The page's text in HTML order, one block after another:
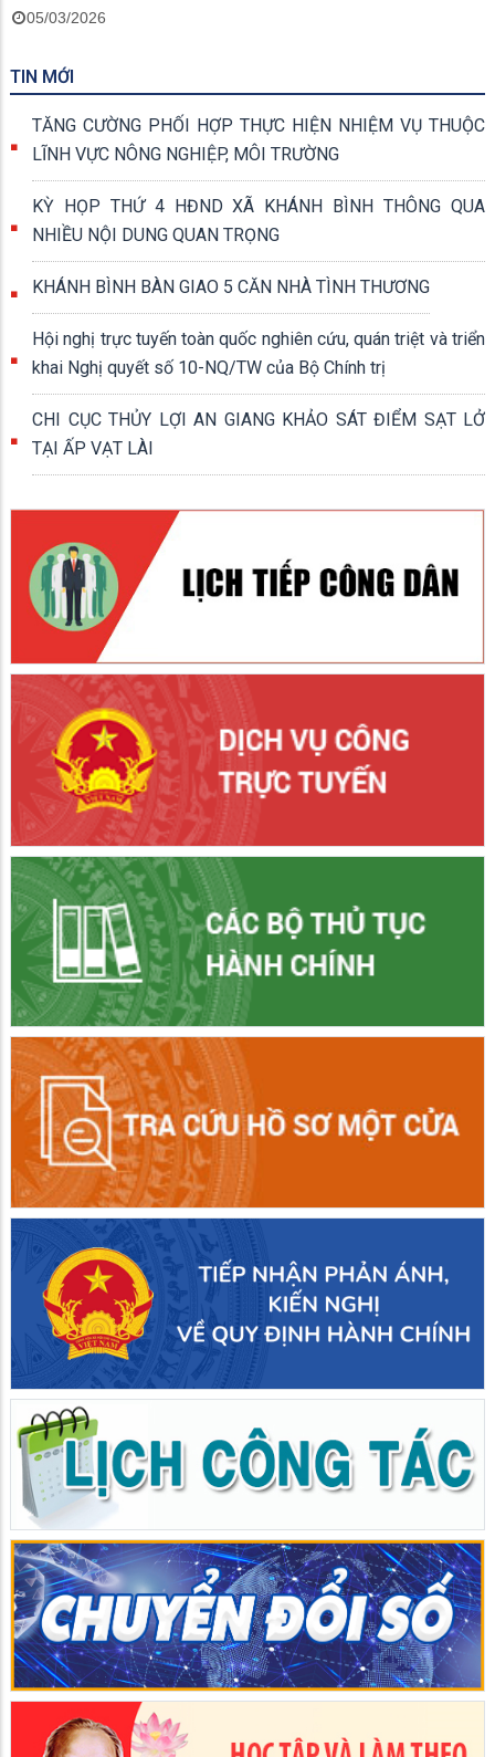
05/03/2026
TIN MỚI
TĂNG CƯỜNG PHỐI HỢP THỰC HIỆN NHIỆM VỤ THUỘC
LĨNH VỰC NÔNG NGHIỆP, MÔI TRƯỜNG
KỲ HỌP THỨ 4 HĐND XÃ KHÁNH BÌNH THÔNG QUA
NHIỀU NỘI DUNG QUAN TRỌNG
KHÁNH BÌNH BÀN GIAO 5 CĂN NHÀ TÌNH THƯƠNG
Hội nghị trực tuyến toàn quốc nghiên cứu, quán triệt và triển
khai Nghị quyết số 10-NQ/TW của Bộ Chính trị
CHI CỤC THỦY LỢI AN GIANG KHẢO SÁT ĐIỂM SẠT LỞ
TẠI ẤP VẠT LÀI